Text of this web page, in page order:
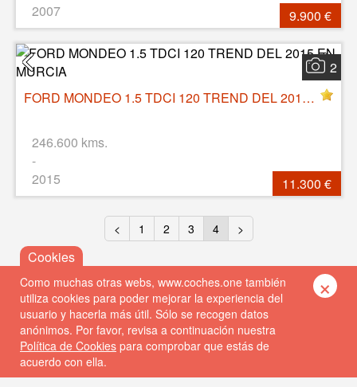
2007
9.900 €
2
FORD MONDEO 1.5 TDCI 120 TREND DEL 2015 EN MURCIA
246.600 kms.
-
2015
11.300 €
< 1 2 3 4 >
Como muchas otras webs, www.coches.one también
utiliza cookies para poder mejorar la experiencia del
usuario y hacerla más útil. Sólo se recogen datos
anónimos. Por favor, revisa a continuación nuestra
Política de Cookies para comprobar que estás de
acuerdo con ella.
×